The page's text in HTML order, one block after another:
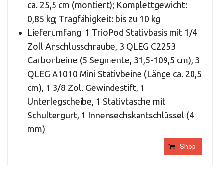
ca. 25,5 cm (montiert); Komplettgewicht:
0,85 kg; Tragfähigkeit: bis zu 10 kg
Lieferumfang: 1 TrioPod Stativbasis mit 1/4
Zoll Anschlusschraube, 3 QLEG C2253
Carbonbeine (5 Segmente, 31,5-109,5 cm), 3
QLEG A1010 Mini Stativbeine (Länge ca. 20,5
cm), 1 3/8 Zoll Gewindestift, 1
Unterlegscheibe, 1 Stativtasche mit
Schultergurt, 1 Innensechskantschlüssel (4
mm)
Shop